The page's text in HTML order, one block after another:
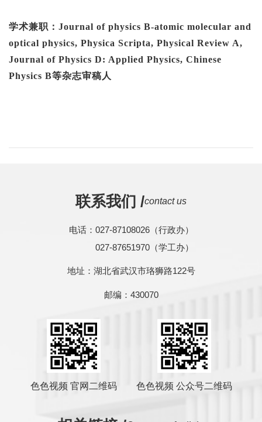
学术兼职： Journal of physics B-atomic molecular and
optical physics, Physica Scripta, Physical Review A,
Journal of Physics D: Applied Physics, Chinese
Physics B等杂志审稿人
联系我们 /contact us
电话：027-87108026（行政办）
027-87651970（学工办）
地址：湖北省武汉市珞狮路122号
邮编：430070
色色视频 官网二维码 色色视频 公众号二维码